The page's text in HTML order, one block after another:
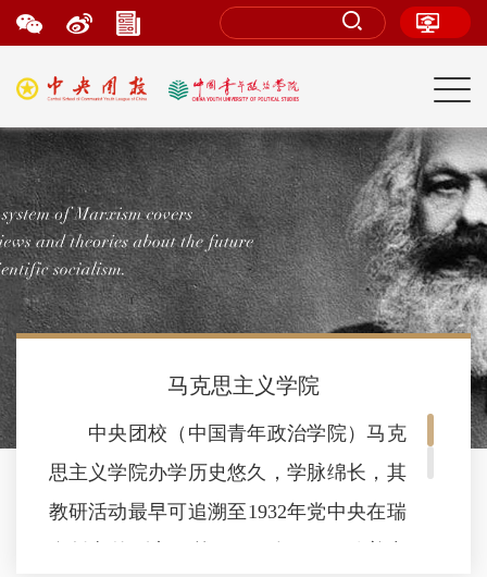
马克思主义学院
中央团校（中国青年政治学院）马克
思主义学院办学历史悠久，学脉绵长，其
教研活动最早可追溯至1932年党中央在瑞